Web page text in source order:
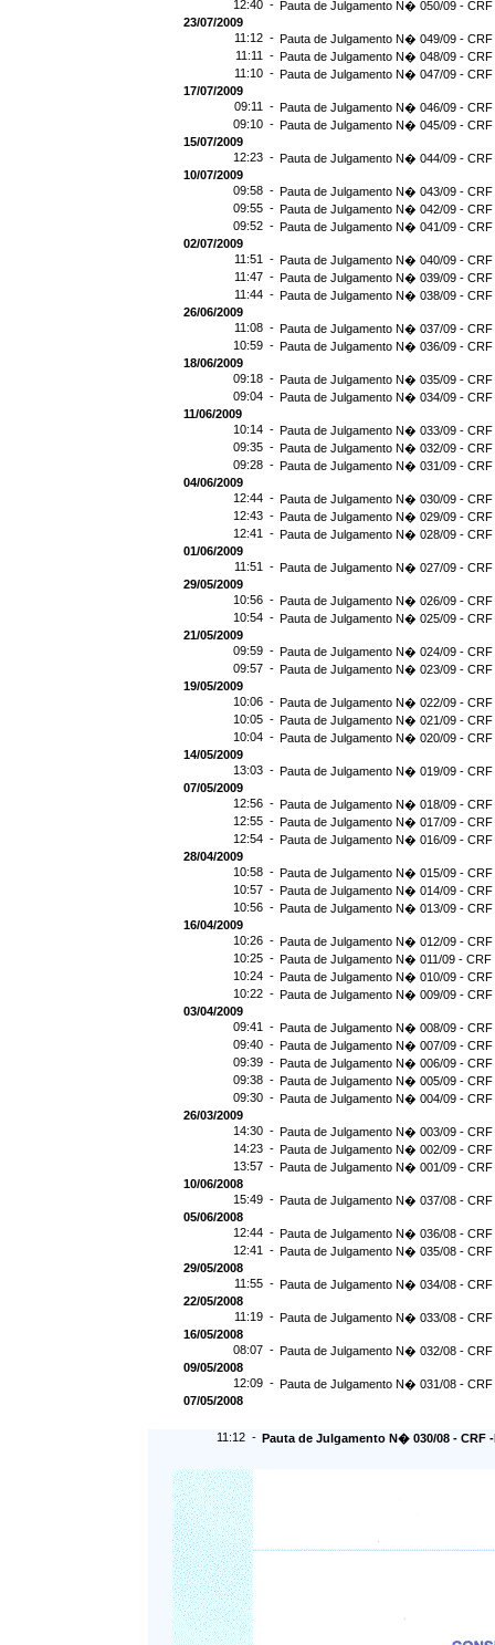
12:40 - Pauta de Julgamento N� 050/09 - CRF
23/07/2009
11:12 - Pauta de Julgamento N� 049/09 - CRF
11:11 - Pauta de Julgamento N� 048/09 - CRF
11:10 - Pauta de Julgamento N� 047/09 - CRF
17/07/2009
09:11 - Pauta de Julgamento N� 046/09 - CRF
09:10 - Pauta de Julgamento N� 045/09 - CRF
15/07/2009
12:23 - Pauta de Julgamento N� 044/09 - CRF
10/07/2009
09:58 - Pauta de Julgamento N� 043/09 - CRF
09:55 - Pauta de Julgamento N� 042/09 - CRF
09:52 - Pauta de Julgamento N� 041/09 - CRF
02/07/2009
11:51 - Pauta de Julgamento N� 040/09 - CRF
11:47 - Pauta de Julgamento N� 039/09 - CRF
11:44 - Pauta de Julgamento N� 038/09 - CRF
26/06/2009
11:08 - Pauta de Julgamento N� 037/09 - CRF
10:59 - Pauta de Julgamento N� 036/09 - CRF
18/06/2009
09:18 - Pauta de Julgamento N� 035/09 - CRF
09:04 - Pauta de Julgamento N� 034/09 - CRF
11/06/2009
10:14 - Pauta de Julgamento N� 033/09 - CRF
09:35 - Pauta de Julgamento N� 032/09 - CRF
09:28 - Pauta de Julgamento N� 031/09 - CRF
04/06/2009
12:44 - Pauta de Julgamento N� 030/09 - CRF
12:43 - Pauta de Julgamento N� 029/09 - CRF
12:41 - Pauta de Julgamento N� 028/09 - CRF
01/06/2009
11:51 - Pauta de Julgamento N� 027/09 - CRF
29/05/2009
10:56 - Pauta de Julgamento N� 026/09 - CRF
10:54 - Pauta de Julgamento N� 025/09 - CRF
21/05/2009
09:59 - Pauta de Julgamento N� 024/09 - CRF
09:57 - Pauta de Julgamento N� 023/09 - CRF
19/05/2009
10:06 - Pauta de Julgamento N� 022/09 - CRF
10:05 - Pauta de Julgamento N� 021/09 - CRF
10:04 - Pauta de Julgamento N� 020/09 - CRF
14/05/2009
13:03 - Pauta de Julgamento N� 019/09 - CRF
07/05/2009
12:56 - Pauta de Julgamento N� 018/09 - CRF
12:55 - Pauta de Julgamento N� 017/09 - CRF
12:54 - Pauta de Julgamento N� 016/09 -
28/04/2009
10:58 - Pauta de Julgamento N� 015/09 - CRF
10:57 - Pauta de Julgamento N� 014/09 - CRF
10:56 - Pauta de Julgamento N� 013/09 - CRF
16/04/2009
10:26 - Pauta de Julgamento N� 012/09 - CRF
10:25 - Pauta de Julgamento N� 011/09 - CRF
10:24 - Pauta de Julgamento N� 010/09 - CRF
10:22 - Pauta de Julgamento N� 009/09 - CRF
03/04/2009
09:41 - Pauta de Julgamento N� 008/09 - CRF
09:40 - Pauta de Julgamento N� 007/09 - CRF
09:39 - Pauta de Julgamento N� 006/09 - CRF
09:38 - Pauta de Julgamento N� 005/09 - CRF
09:30 - Pauta de Julgamento N� 004/09 - CRF
26/03/2009
14:30 - Pauta de Julgamento N� 003/09 - CRF
14:23 - Pauta de Julgamento N� 002/09 - CRF
13:57 - Pauta de Julgamento N� 001/09 - CRF
10/06/2008
15:49 - Pauta de Julgamento N� 037/08 - CRF
05/06/2008
12:44 - Pauta de Julgamento N� 036/08 - CRF
12:41 - Pauta de Julgamento N� 035/08 - CRF
29/05/2008
11:55 - Pauta de Julgamento N� 034/08 - CRF
22/05/2008
11:19 - Pauta de Julgamento N� 033/08 - CRF
16/05/2008
08:07 - Pauta de Julgamento N� 032/08 - CRF
09/05/2008
12:09 - Pauta de Julgamento N� 031/08 - CRF
07/05/2008
11:12 - Pauta de Julgamento N� 030/08 - CRF -